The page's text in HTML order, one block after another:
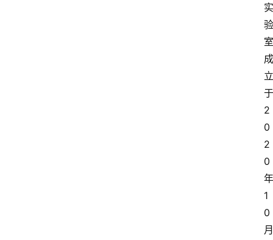
实
验
室
成
立
于
2
0
2
0
年
1
0
月